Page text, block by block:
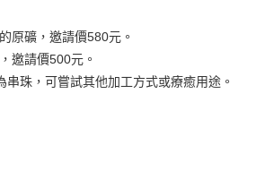
原礦，邀請價580元。
邀請價500元。
珠，可嘗試其他加工方式或療癒用途。